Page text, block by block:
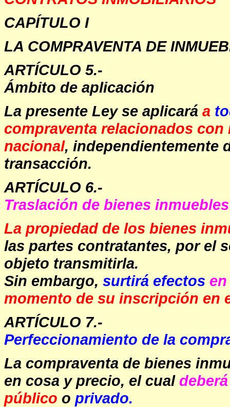
CAPÍTULO I
LA COMPRAVENTA DE
ARTÍCULO 5.-
Ámbito de aplicación
La presente Ley se aplicará a
compraventa relacionados
nacional, independientemente
transacción.
ARTÍCULO 6.-
Traslación de bienes inmuebles
La propiedad de los bienes
las partes contratantes, por el
objeto transmitirla.
Sin embargo, surtirá efectos
momento de su inscripción en
ARTÍCULO 7.-
Perfeccionamiento de la
La compraventa de bienes
en cosa y precio, el cual
público o privado.